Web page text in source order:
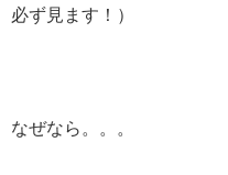
必ず見ます！）
なぜなら。。。